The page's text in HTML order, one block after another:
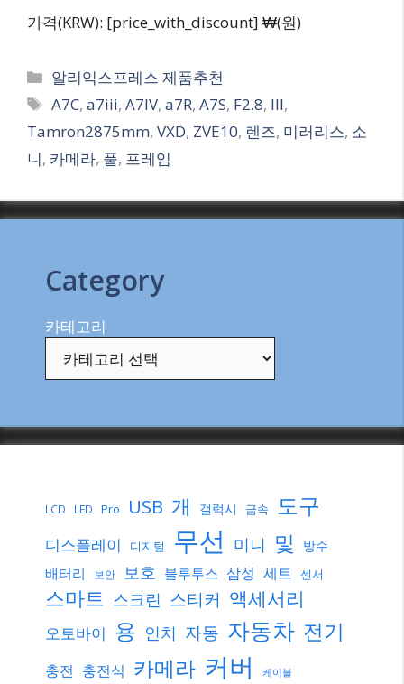
가격(KRW): [price_with_discount] ₩(원)
Categories
알리익스프레스 제품추천
Tags
A7C,a7iii,A7IV,a7R,A7S, F2.8, III,
Tamron2875mm, VXD, ZVE10, 렌즈, 미러리스, 소
니, 카메라, 풀, 프레임
Category
카테고리
LCD LED Pro USB 개 갤럭시 금속 도구
디스플레이 디지털 무선 미니 및 방수
배터리 보안 보호 블루투스 삼성 세트 센서
스마트 스크린 스티커 액세서리
오토바이 용 인치 자동 자동차 전기
충전 충전식 카메라 커버 케이블